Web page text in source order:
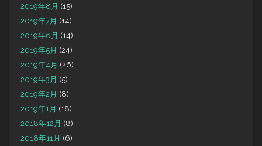
2019年8月 (15)
2019年7月 (14)
2019年6月 (14)
2019年5月 (24)
2019年4月 (26)
2019年3月 (5)
2019年2月 (8)
2019年1月 (18)
2018年12月 (8)
2018年11月 (6)